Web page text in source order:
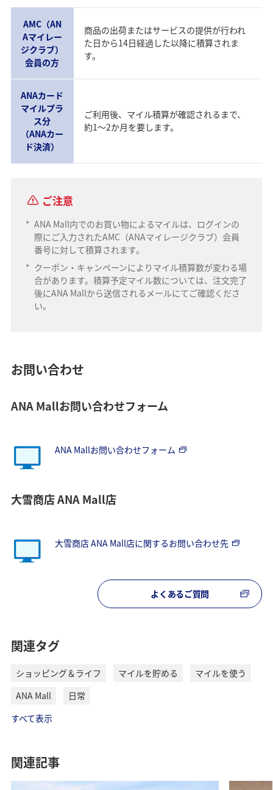
AMC（AN
Aマイレー
ジクラブ）
会員の方
商品の出荷またはサービスの提供が行われ
た日から14日経過した以降に積算されま
す。
ANAカード
マイルプラ
ス分
（ANAカー
ド決済）
ご利用後、マイル積算が確認されるまで、
約1～2か月を要します。
ご注意
* ANA Mall内でのお買い物によるマイルは、ログインの
際にご入力されたAMC（ANAマイレージクラブ）会員
番号に対して積算されます。
* クーポン・キャンペーンによりマイル積算数が変わる場
合があります。積算予定マイル数については、注文完了
後にANA Mallから送信されるメールにてご確認くださ
い。
お問い合わせ
ANA Mallお問い合わせフォーム
ANA Mallお問い合わせフォーム
大雪商店 ANA Mall店
大雪商店 ANA Mall店に関するお問い合わせ先
よくあるご質問
関連タグ
ショッピング＆ライフ マイルを貯める
マイルを使う
ANA Mall
日常
すべて表示
関連記事